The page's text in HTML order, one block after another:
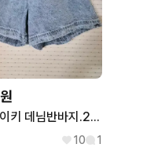
새상품)나이키 데님반바지.27~28
10 1